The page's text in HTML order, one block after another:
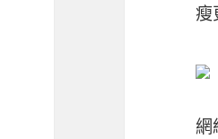
瘦
網